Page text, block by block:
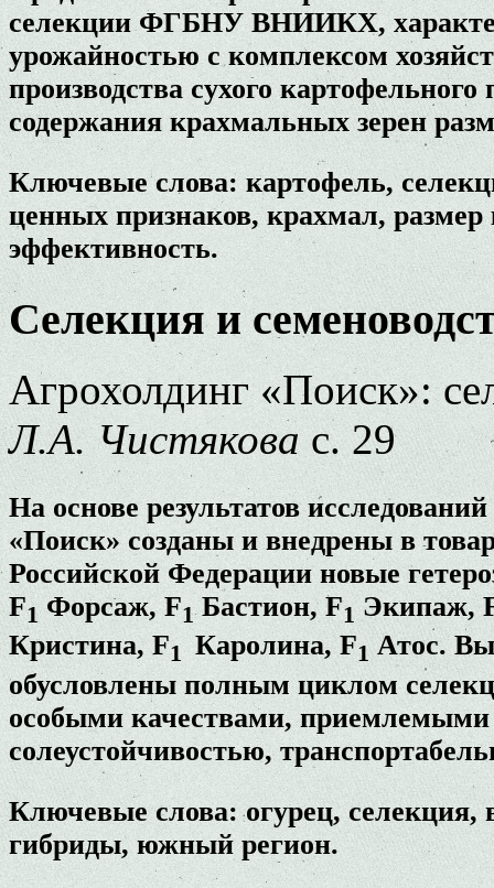
селекции ФГБНУ ВНИИКХ,
урожайностью с комплексом
производства сухого
содержания крахмальных зерен
Ключевые слова: картофель,
ценных признаков, крахмал,
эффективность.
Селекция и
Агрохолдинг «Поиск»:
Л.А. Чистяковас. 29
На основе результатов
«Поиск» созданы и внедрены в
Российской Федерации новые
F1Форсаж, F1Бастион, F1Экипаж,
Кристина, F1 Каролина, F1Атос.
обусловлены полным циклом
особыми качествами, приемлемыми
солеустойчивостью,
Ключевые слова: огурец, селекция,
гибриды, южный регион.